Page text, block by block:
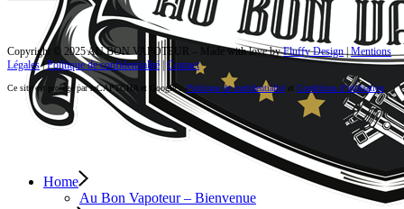
Copyright © 2025 AU BON VAPOTEUR – Made with love byFluffy Design| Mentions
Légales|Politique de confidentialité | Contact
Ce site est protégé par reCAPTCHA et Google :Politique de confidentialité et Conditions d’utilisation
Home
Au Bon Vapoteur – Bienvenue